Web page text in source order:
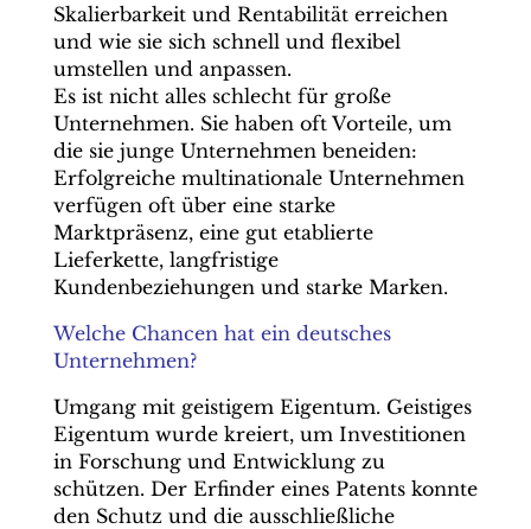
Skalierbarkeit und Rentabilität erreichen
und wie sie sich schnell und flexibel
umstellen und anpassen.
Es ist nicht alles schlecht für große
Unternehmen. Sie haben oft Vorteile, um
die sie junge Unternehmen beneiden:
Erfolgreiche multinationale Unternehmen
verfügen oft über eine starke
Marktpräsenz, eine gut etablierte
Lieferkette, langfristige
Kundenbeziehungen und starke Marken.
Welche Chancen hat ein deutsches
Unternehmen?
Umgang mit geistigem Eigentum. Geistiges
Eigentum wurde kreiert, um Investitionen
in Forschung und Entwicklung zu
schützen. Der Erfinder eines Patents konnte
den Schutz und die ausschließliche